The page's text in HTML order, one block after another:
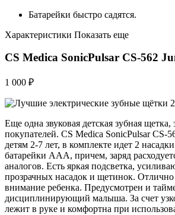
Батарейки быстро садятся.
Характеристики Показать еще
CS Medica SonicPulsar CS-562
1 000 ₽
Еще одна звуковая детская зубная
покупателей. CS Medica SonicPulsar CS-
детям 2-7 лет, в комплекте идет 2
батарейки ААА, причем, заряд
аналогов. Есть яркая подсветка,
прозрачных насадок и щетинок. Отлично
внимание ребенка. Предусмотрен и
дисциплинирующий малыша. За счет
лежит в руке и комфортна при